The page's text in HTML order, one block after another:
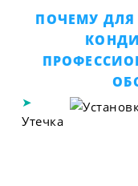
ПОЧЕМУ ДЛЯ
Утечка